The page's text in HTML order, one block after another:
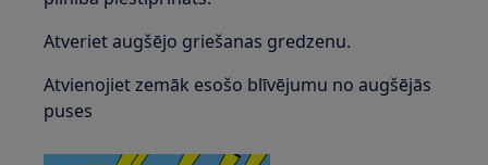
Atveriet augšējo griešanas gredzenu.
Atvienojiet zemāk esošo blīvējumu no augšējās
puses